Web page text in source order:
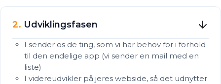
2. Udviklingsfasen
I sender os de ting, som vi har behov for i forhold
til den endelige app (vi sender en mail med en
liste)
I videreudvikler på jeres webside, så det udnytter